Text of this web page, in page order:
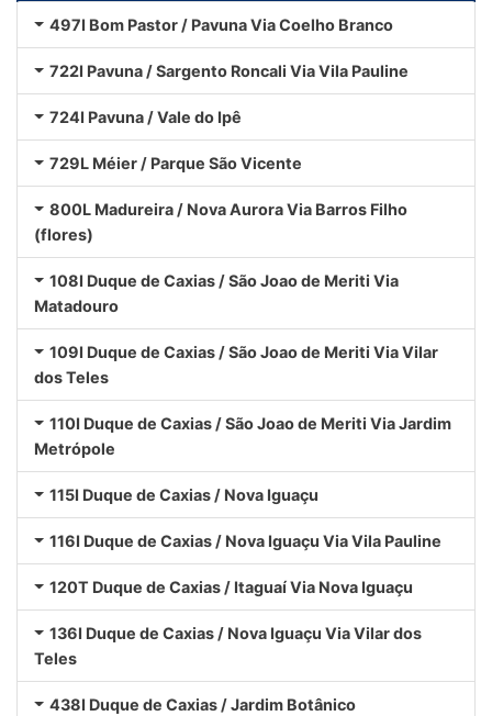
497I Bom Pastor / Pavuna Via Coelho Branco
722I Pavuna / Sargento Roncali Via Vila Pauline
724I Pavuna / Vale do Ipê
729L Méier / Parque São Vicente
800L Madureira / Nova Aurora Via Barros Filho
(flores)
108I Duque de Caxias / São Joao de Meriti Via
Matadouro
109I Duque de Caxias / São Joao de Meriti Via Vilar
dos Teles
110I Duque de Caxias / São Joao de Meriti Via Jardim
Metrópole
115I Duque de Caxias / Nova Iguaçu
116I Duque de Caxias / Nova Iguaçu Via Vila Pauline
120T Duque de Caxias / Itaguaí Via Nova Iguaçu
136I Duque de Caxias / Nova Iguaçu Via Vilar dos
Teles
438I Duque de Caxias / Jardim Botânico